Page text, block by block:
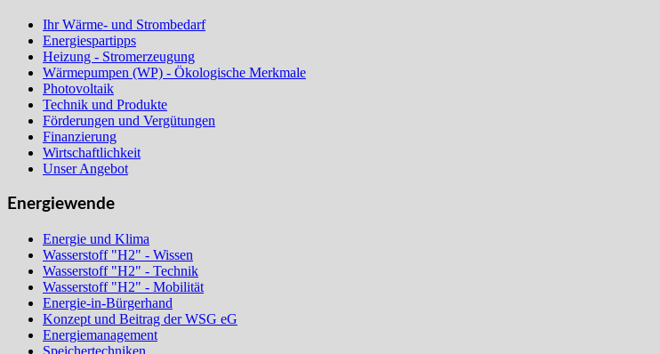
Ihr Wärme- und Strombedarf
Energiespartipps
Heizung - Stromerzeugung
Wärmepumpen (WP) - Ökologische Merkmale
Photovoltaik
Technik und Produkte
Förderungen und Vergütungen
Finanzierung
Wirtschaftlichkeit
Unser Angebot
Energiewende
Energie und Klima
Wasserstoff "H2" - Wissen
Wasserstoff "H2" - Technik
Wasserstoff "H2" - Mobilität
Energie-in-Bürgerhand
Konzept und Beitrag der WSG eG
Energiemanagement
Speichertechniken